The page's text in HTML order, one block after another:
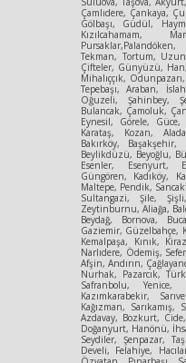
Çamlıdere, Çankaya,
Gölbaşı, Güdül,
Kızılcahamam,
Tekman, Tortum,
Çifteler, Günyüzü,
Mihalıççık,
Tepebaşı, Araban,
Oğuzeli, Şahinbey,
Bulancak, Çamoluk,
Eynesil, Görele,
Karataş, Kozan,
Bakırköy, Başakşehir,
Beylikdüzü, Beyoğlu,
Esenler, Esenyurt,
Güngören, Kadıköy,
Maltepe, Pendik,
Sultangazi, Şile,
Zeytinburnu, Aliağa,
Beydağ, Bornova,
Gaziemir, Güzelbahçe,
Kemalpaşa, Kınık,
Narlıdere, Ödemiş,
Afşin, Andırın,
Nurhak, Pazarcık,
Safranbolu, Yenice,
Kazımkarabekir,
Kağızman,
Azdavay, Bozkurt,
Doğanyurt, Hanönü,
Seydiler, Şenpazar,
Develi, Felahiye,